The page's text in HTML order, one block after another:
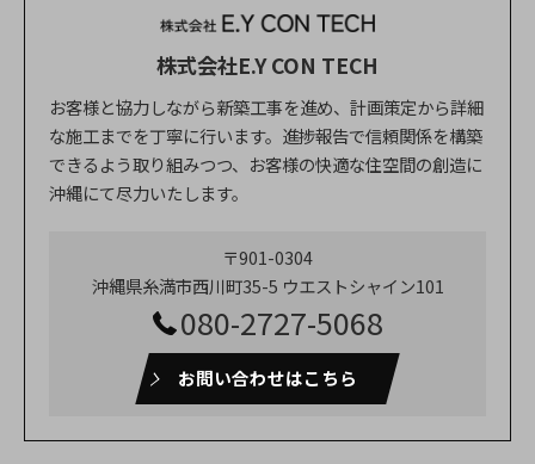
株式会社E.Y CON TECH
お客様と協力しながら新築工事を進め、計画策定から詳細
な施工までを丁寧に行います。進捗報告で信頼関係を構築
できるよう取り組みつつ、お客様の快適な住空間の創造に
沖縄にて尽力いたします。
〒901-0304
沖縄県糸満市西川町35-5 ウエストシャイン101
080-2727-5068
お問い合わせはこちら